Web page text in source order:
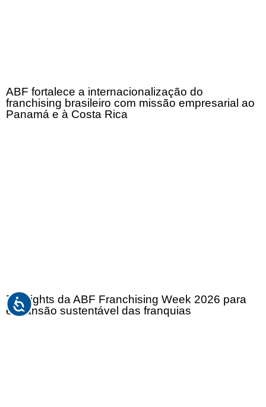
ABF fortalece a internacionalização do
franchising brasileiro com missão empresarial ao
Panamá e à Costa Rica
7 insights da ABF Franchising Week 2026 para
expansão sustentável das franquias